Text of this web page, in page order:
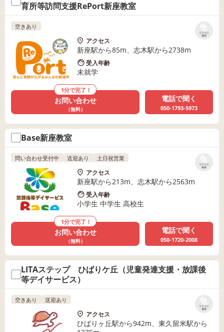
育所等訪問支援RePort新座教室
リストに
保存
空きあり
アクセス
新座駅から85m、志木駅から2738m
受入年齢
未就学
1分で完了！
お問い合わせ
（無料）
電話で聞く
050-1793-5973
Base新座教室
リストに
保存
問い合わせ受付中 送迎あり 土日祝営業
アクセス
新座駅から213m、志木駅から2563m
受入年齢
小学生 中学生 高校生
1分で完了！
お問い合わせ
（無料）
電話で聞く
050-1720-2008
LITAステップ ひばりケ丘（児童発達支援・放課後
等デイサービス）
リストに
保存
空きあり 送迎あり
アクセス
ひばりヶ丘駅から942m、東久留米駅から